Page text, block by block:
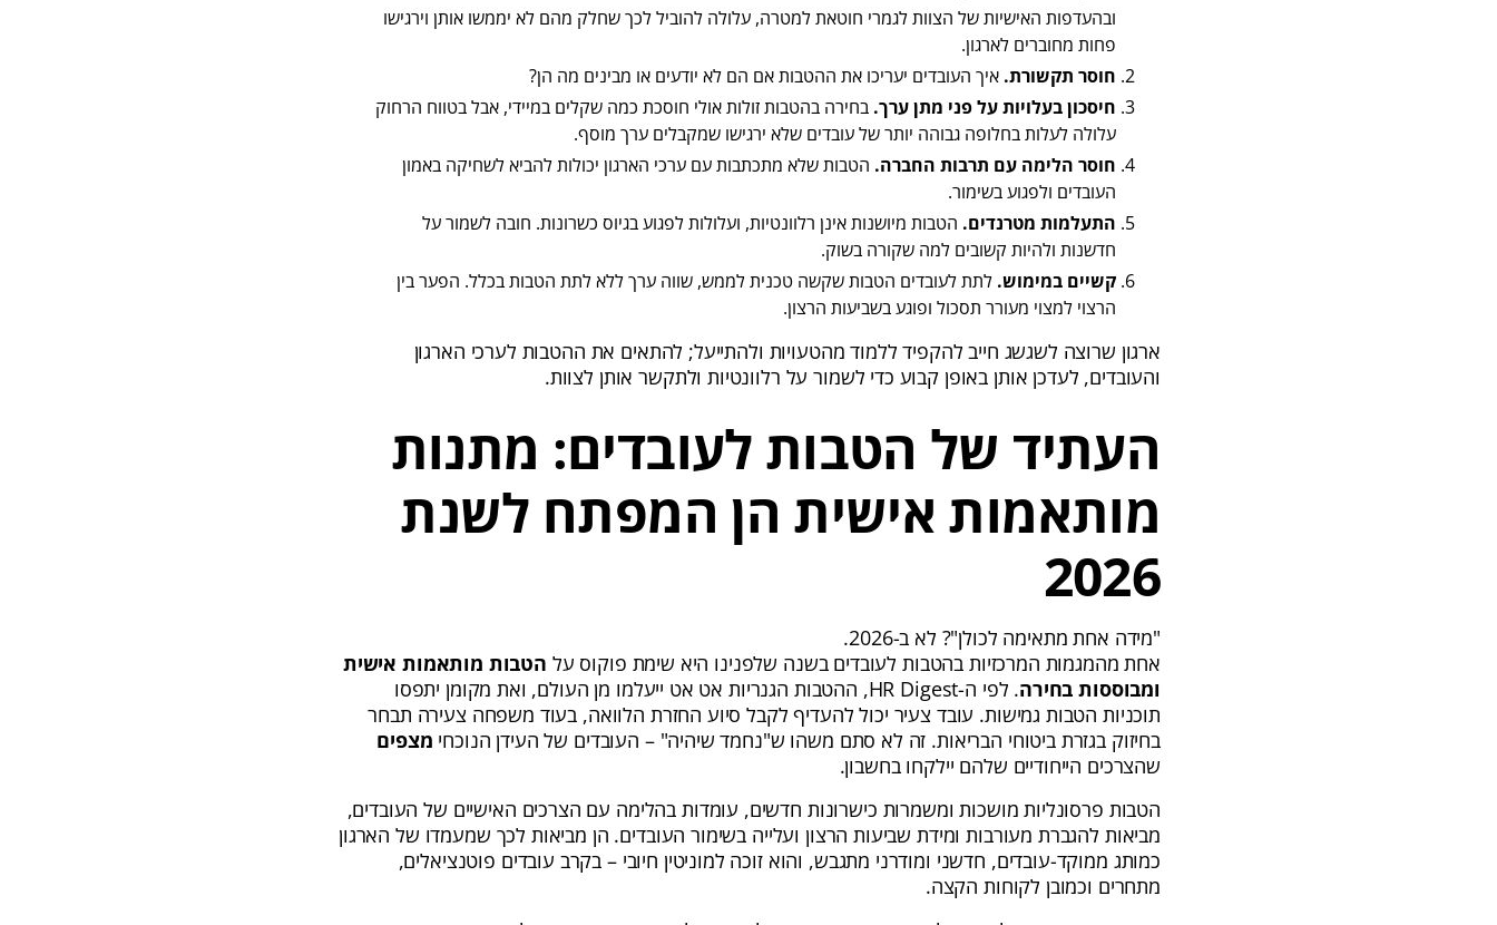
ובהעדפות האישיות של הצוות לגמרי חוטאת למטרה, עלולה להוביל לכך שחלק מהם לא יממשו אותן וירגישו
פחות מחוברים לארגון.
חוסר תקשורת. איך העובדים יעריכו את ההטבות אם הם לא יודעים או מבינים מה הן?
חיסכון בעלויות על פני מתן ערך. בחירה בהטבות זולות אולי חוסכת כמה שקלים במיידי, אבל בטווח הרחוק
עלולה לעלות בחלופה גבוהה יותר של עובדים שלא ירגישו שמקבלים ערך מוסף.
חוסר הלימה עם תרבות החברה. הטבות שלא מתכתבות עם ערכי הארגון יכולות להביא לשחיקה באמון
העובדים ולפגוע בשימור.
התעלמות מטרנדים. הטבות מיושנות אינן רלוונטיות, ועלולות לפגוע בגיוס כשרונות. חובה לשמור על
חדשנות ולהיות קשובים למה שקורה בשוק.
קשיים במימוש. לתת לעובדים הטבות שקשה טכנית לממש, שווה ערך ללא לתת הטבות בכלל. הפער בין
הרצוי למצוי מעורר תסכול ופוגע בשביעות הרצון.
ארגון שרוצה לשגשג חייב להקפיד ללמוד מהטעויות ולהתייעל; להתאים את ההטבות לערכי הארגון
והעובדים, לעדכן אותן באופן קבוע כדי לשמור על רלוונטיות ולתקשר אותן לצוות.
העתיד של הטבות לעובדים: מתנות
מותאמות אישית הן המפתח לשנת
2026
"מידה אחת מתאימה לכולן"? לא ב-2026.
אחת מהמגמות המרכזיות בהטבות לעובדים בשנה שלפנינו היא שימת פוקוס על הטבות מותאמות אישית
ומבוססות בחירה
. לפי ה-HR Digest, ההטבות הגנריות אט אט ייעלמו מן העולם, ואת מקומן יתפסו
תוכניות הטבות גמישות. עובד צעיר יכול להעדיף לקבל סיוע החזרת הלוואה, בעוד משפחה צעירה תבחר
בחיזוק בגזרת ביטוחי הבריאות. זה לא סתם משהו ש"נחמד שיהיה" – העובדים של העידן הנוכחי מצפים
שהצרכים הייחודיים שלהם יילקחו בחשבון.
הטבות פרסונליות מושכות ומשמרות כישרונות חדשים, עומדות בהלימה עם הצרכים האישיים של העובדים,
מביאות להגברת מעורבות ומידת שביעות הרצון ועלייה בשימור העובדים. הן מביאות לכך שמעמדו של הארגון
כמותג ממוקד-עובדים, חדשני ומודרני מתגבש, והוא זוכה למוניטין חיובי – בקרב עובדים פוטנציאלים,
מתחרים וכמובן לקוחות הקצה.